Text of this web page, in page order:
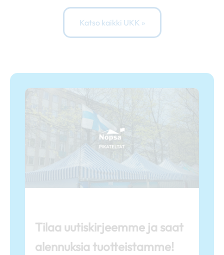
Katso kaikki UKK »
Tilaa uutiskirjeemme ja saat
alennuksia tuotteistamme!